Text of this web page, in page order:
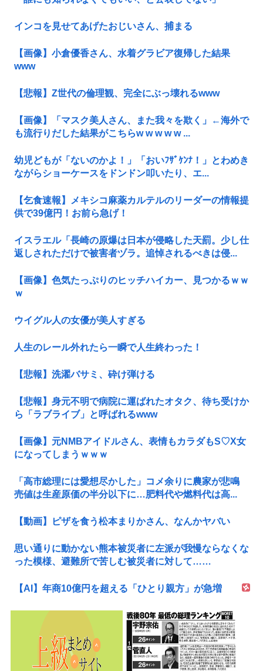
インコを見せてあげたおじいさん、捕まる
【画像】小倉優香さん、水着グラビア復帰した結果
www
【悲報】Z世代の倫理観、完全にぶっ壊れるwww
【画像】「マスク美人さん、また我々を欺く」←海外で
も流行りだした結果がこちらw w w w w ...
幼児どもが「ないのかよ！」「おいﾌｻﾞｹﾝﾅ！」とわめき
ながらショーケースをドンドン叩いたり、エ...
【乞食速報】メキシコ麻薬カルテルのリーダーの情報提
供で39億円！お前ら急げ！
イスラエル「長崎の原爆は日本が侵略した天罰。少し仕
返しされただけで被害者ヅラ。追悼されるべきは侵...
【画像】色気たっぷりのヒッチハイカー、見つかるｗｗ
ｗ
ウイグル人の女優が美人すぎる
人生のレール外れたら一瞬で人生終わった！
【悲報】洗濯バサミ、砕け弾ける
【悲報】身元不明で病院に運ばれたオタク、待ち受けか
ら「ラブライブ」と呼ばれるwww
【画像】元NMBアイドルさん、表情もカラダもS♡X女
になってしまうｗｗｗ
「高市総理には愛想尽かした」コメ余りに農家が悲鳴
売値は生産原価の半分以下に…肥料代や燃料代は高...
【動画】ピザを食う松本まりかさん、なんかヤバい
思い通りに動かない熊本被災者に左派が我慢ならなくな
った模様、避難所で苦しむ被災者に対して……
【AI】年商10億円を超える「ひとり親方」が急増